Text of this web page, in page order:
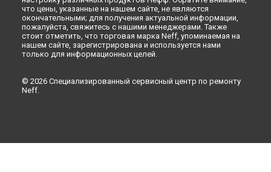
что цены, указанные на нашем сайте, не являются
окончательными; для получения актуальной информации,
пожалуйста, свяжитесь с нашими менеджерами. Также
стоит отметить, что торговая марка Neff, упоминаемая на
нашем сайте, зарегистрирована и используется нами
только для информационных целей.
© 2026 Специализированный сервисный центр по ремонту
Neff.